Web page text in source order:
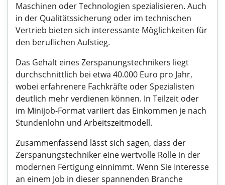
Maschinen oder Technologien spezialisieren. Auch
in der Qualitätssicherung oder im technischen
Vertrieb bieten sich interessante Möglichkeiten für
den beruflichen Aufstieg.
Das Gehalt eines Zerspanungstechnikers liegt
durchschnittlich bei etwa 40.000 Euro pro Jahr,
wobei erfahrenere Fachkräfte oder Spezialisten
deutlich mehr verdienen können. In Teilzeit oder
im Minijob-Format variiert das Einkommen je nach
Stundenlohn und Arbeitszeitmodell.
Zusammenfassend lässt sich sagen, dass der
Zerspanungstechniker eine wertvolle Rolle in der
modernen Fertigung einnimmt. Wenn Sie Interesse
an einem Job in dieser spannenden Branche